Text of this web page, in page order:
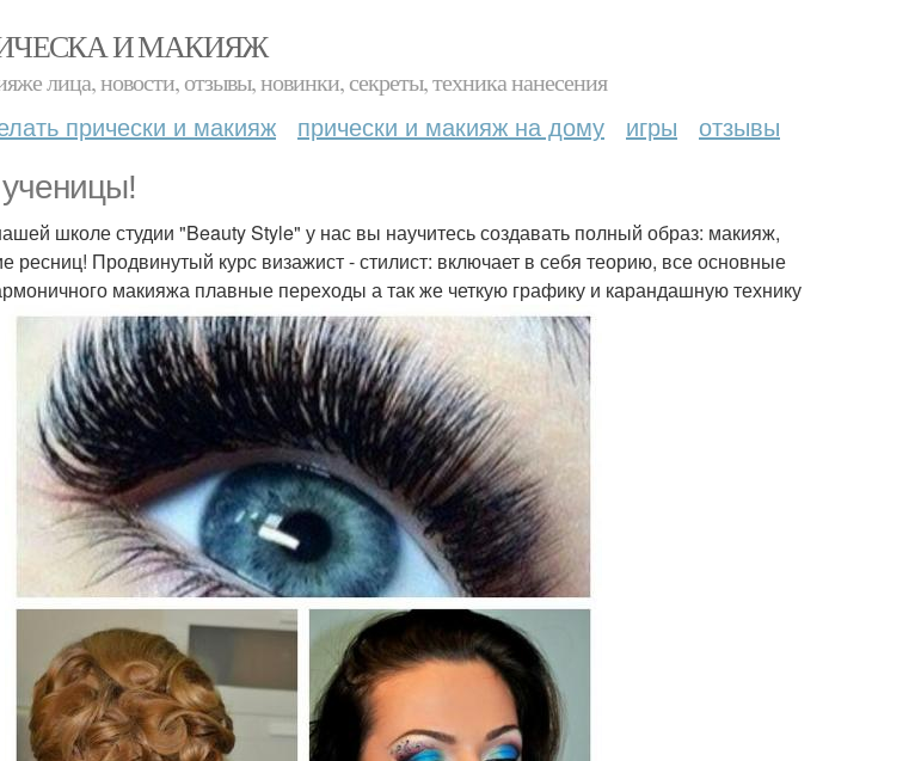
И МАКИЯЖ
лица, новости, отзывы, новинки, секреты, техника нанесения
прически и макияж прически и макияж на дому игры отзывы
школе студии "Beauty Style" у нас вы научитесь создавать полный образ: макияж,
ресниц! Продвинутый курс визажист - стилист: включает в себя теорию, все основные
макияжа плавные переходы а так же четкую графику и карандашную технику